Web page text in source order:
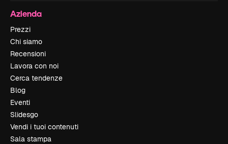
Azienda
Prezzi
Chi siamo
Recensioni
Lavora con noi
Cerca tendenze
Blog
Eventi
Slidesgo
Vendi i tuoi contenuti
Sala stampa